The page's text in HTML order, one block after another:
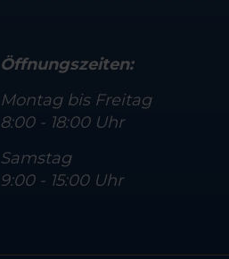
Öffnungszeiten:
Montag bis Freitag
8:00 - 18:00 Uhr
Samstag
9:00 - 15:00 Uhr